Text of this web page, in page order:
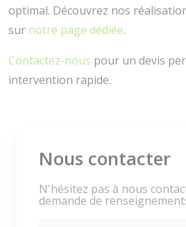
optimal. Découvrez nos
sur notre page dédiée.
Contactez-nous pour un devis
intervention rapide.
Nous contacter
N'hésitez pas à nous
demande de